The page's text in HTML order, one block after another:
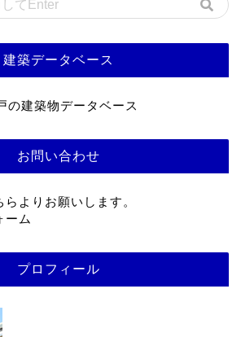
建築データベース
の建築物データベース
お問い合わせ
よりお願いします。
ーム
プロフィール